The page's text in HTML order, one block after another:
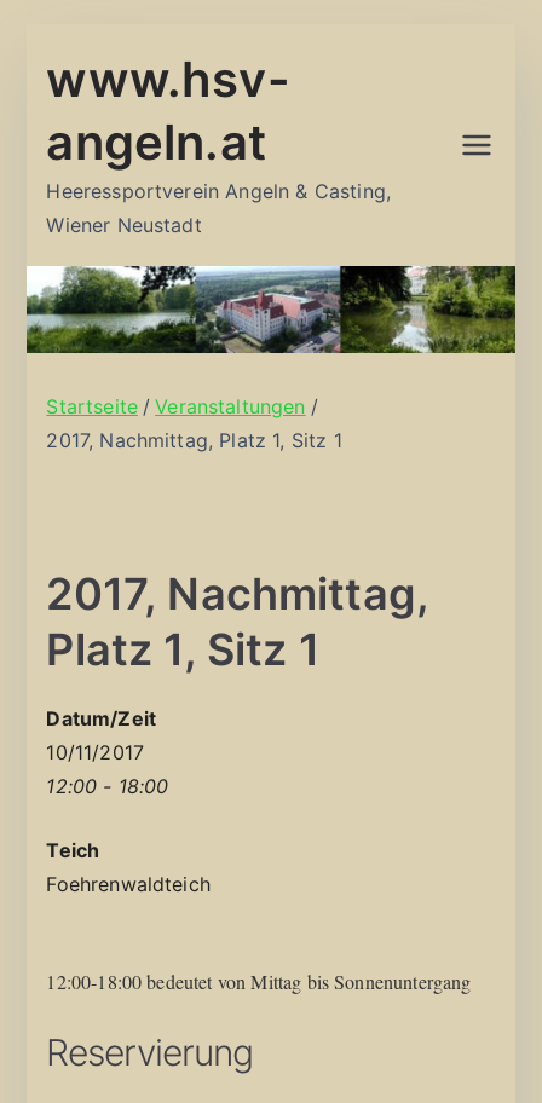
Inhalt
www.hsv-
angeln.at
Heeressportverein Angeln & Casting,
Wiener Neustadt
Startseite
Veranstaltungen
2017, Nachmittag, Platz 1, Sitz 1
2017, Nachmittag,
Platz 1, Sitz 1
Datum/Zeit
10/11/2017
12:00 - 18:00
Teich
Foehrenwaldteich
12:00-18:00 bedeutet von Mittag bis Sonnenuntergang
Reservierung